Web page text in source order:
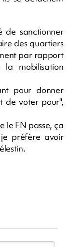
de sanctionner
des quartiers
par rapport
mobilisation
pour donner
de voter pour",
le FN passe, ça
je préfère avoir